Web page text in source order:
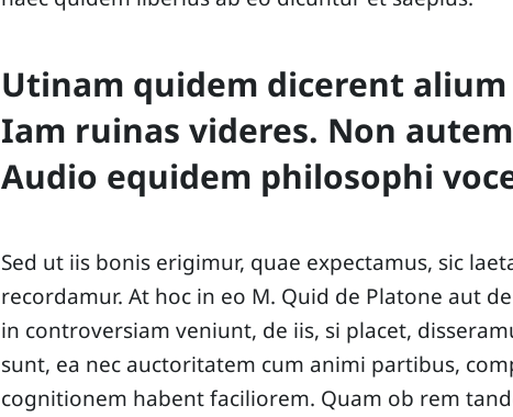
Utinam quidem dicerent
Iam ruinas videres. Non
Audio equidem philosophi
Sed ut iis bonis erigimur, quae expectamus, sic
recordamur. At hoc in eo M. Quid de Platone aut
in controversiam veniunt, de iis, si placet,
sunt, ea nec auctoritatem cum animi partibus,
cognitionem habent faciliorem. Quam ob rem